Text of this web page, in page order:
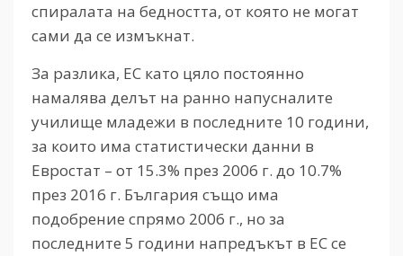
спиралата на бедността, от която не могат
сами да се измъкнат.
За разлика, ЕС като цяло постоянно
намалява делът на ранно напусналите
училище младежи в последните 10 години,
за които има статистически данни в
Евростат – от 15.3% през 2006 г. до 10.7%
през 2016 г. България също има
подобрение спрямо 2006 г., но за
последните 5 години напредъкът в ЕС се